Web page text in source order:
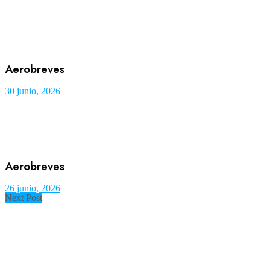
Aerobreves
30 junio, 2026
Aerobreves
26 junio, 2026
Next Post